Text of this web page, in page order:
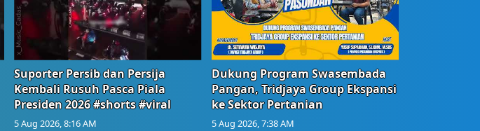
Suporter Persib dan Persija
Kembali Rusuh Pasca Piala
Presiden 2026 #shorts #viral
5 Aug 2026, 8:16 AM
Dukung Program Swasembada
Pangan, Tridjaya Group Ekspansi
ke Sektor Pertanian
5 Aug 2026, 7:38 AM